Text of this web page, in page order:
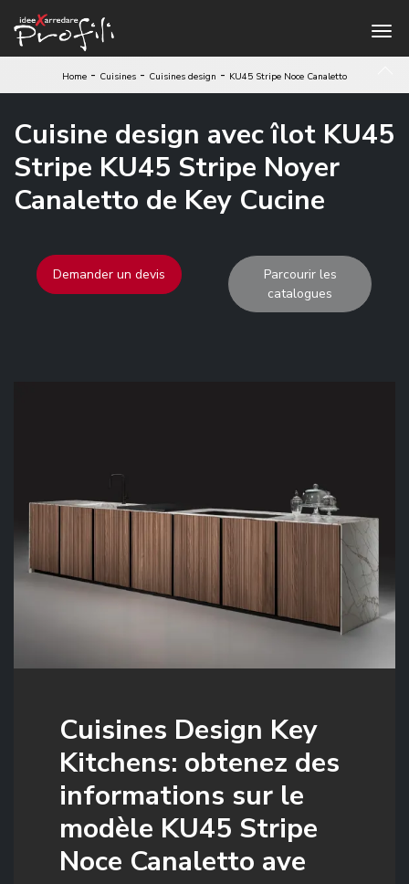
Home - Cuisines - Cuisines design - KU45 Stripe Noce Canaletto
Cuisine design avec îlot KU45
Stripe KU45 Stripe Noyer
Canaletto de Key Cucine
Demander un devis
Parcourir les
catalogues
Cuisines Design Key
Kitchens: obtenez des
informations sur le
modèle KU45 Stripe
Noce Canaletto ave